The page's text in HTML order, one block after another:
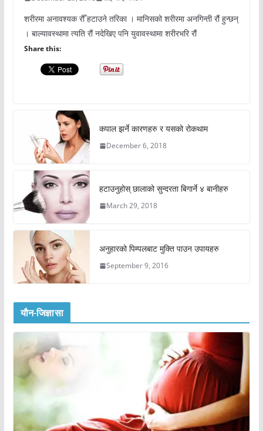
शरीरमा अनावश्यक रौँ हटाउने तरिका । मानिसको शरीरमा अनगिन्ती रौं हुन्छन्
। बाल्यावस्थामा त्यति रौं नदेखिए पनि युवावस्थामा शरीरभरि रौं
Share this:
कपाल झर्ने कारणहरु र यसको रोकथाम
December 6, 2018
हटाउनुहोस् छालाको सुन्दरता बिगार्ने ४ बानीहरु
March 29, 2018
अनुहारको पिम्पलबाट मुक्ति पाउन उपायहरु
September 9, 2016
यौन-जिज्ञासा